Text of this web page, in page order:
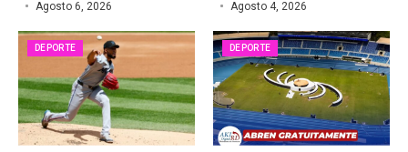
Agosto 6, 2026
Agosto 4, 2026
DEPORTE DEPORTE